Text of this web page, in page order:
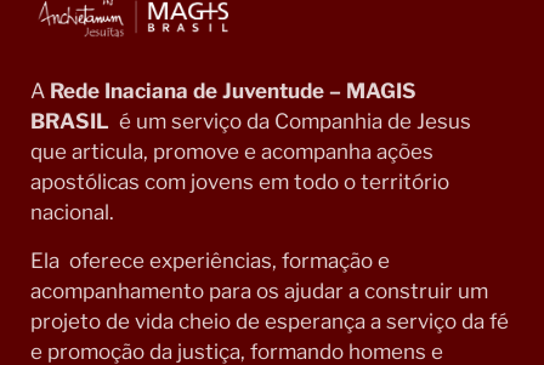
A Rede Inaciana de Juventude – MAGIS
BRASIL é um serviço da Companhia de Jesus
que articula, promove e acompanha ações
apostólicas com jovens em todo o território
nacional.
Ela oferece experiências, formação e
acompanhamento para os ajudar a construir um
projeto de vida cheio de esperança a serviço da fé
e promoção da justiça, formando homens e